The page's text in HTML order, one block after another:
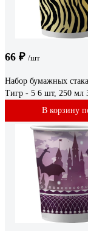
66 ₽ /шт
Набор бумажных
Тигр - 5 6 шт, 250 мл
В корзину